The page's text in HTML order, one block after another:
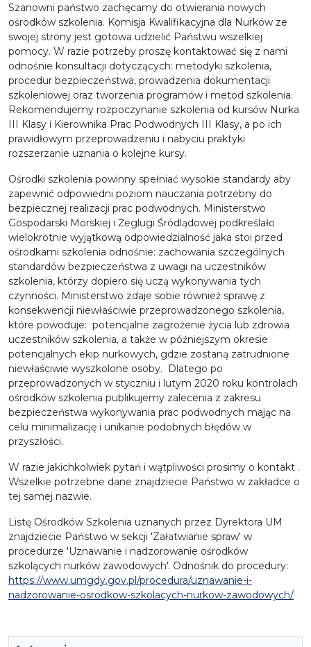
Szanowni państwo zachęcamy do otwierania nowych
ośrodków szkolenia. Komisja Kwalifikacyjna dla Nurków ze
swojej strony jest gotowa udzielić Państwu wszelkiej
pomocy. W razie potrzeby proszę kontaktować się z nami
odnośnie konsultacji dotyczących: metodyki szkolenia,
procedur bezpieczeństwa, prowadzenia dokumentacji
szkoleniowej oraz tworzenia programów i metod szkolenia.
Rekomendujemy rozpoczynanie szkolenia od kursów Nurka
III Klasy i Kierownika Prac Podwodnych III Klasy, a po ich
prawidłowym przeprowadzeniu i nabyciu praktyki
rozszerzanie uznania o kolejne kursy.
Ośrodki szkolenia powinny spełniać wysokie standardy aby
zapewnić odpowiedni poziom nauczania potrzebny do
bezpiecznej realizacji prac podwodnych. Ministerstwo
Gospodarski Morskiej i Żeglugi Śródlądowej podkreślało
wielokrotnie wyjątkową odpowiedzialność jaka stoi przed
ośrodkami szkolenia odnośnie: zachowania szczególnych
standardów bezpieczeństwa z uwagi na uczestników
szkolenia, którzy dopiero się uczą wykonywania tych
czynności. Ministerstwo zdaje sobie również sprawę z
konsekwencji niewłaściwie przeprowadzonego szkolenia,
które powoduje: potencjalne zagrożenie życia lub zdrowia
uczestników szkolenia, a także w późniejszym okresie
potencjalnych ekip nurkowych, gdzie zostaną zatrudnione
niewłaściwie wyszkolone osoby. Dlatego po
przeprowadzonych w styczniu i lutym 2020 roku kontrolach
ośrodków szkolenia publikujemy zalecenia z zakresu
bezpieczeństwa wykonywania prac podwodnych mając na
celu minimalizację i unikanie podobnych błędów w
przyszłości.
W razie jakichkolwiek pytań i wątpliwości prosimy o kontakt .
Wszelkie potrzebne dane znajdziecie Państwo w zakładce o
tej samej nazwie.
Listę Ośrodków Szkolenia uznanych przez Dyrektora UM
znajdziecie Państwo w sekcji 'Załatwianie spraw' w
procedurze 'Uznawanie i nadzorowanie ośrodków
szkolących nurków zawodowych'. Odnośnik do procedury:
https://www.umgdy.gov.pl/procedura/uznawanie-i-
nadzorowanie-osrodkow-szkolacych-nurkow-zawodowych/